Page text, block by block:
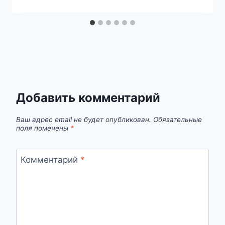
Добавить комментарий
Ваш адрес email не будет опубликован. Обязательные
поля помечены *
Комментарий *